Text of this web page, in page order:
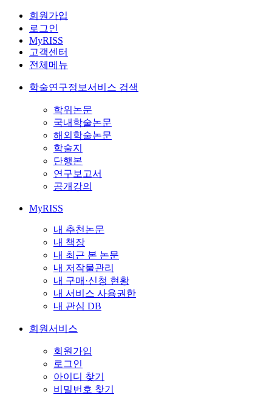
회원가입
로그인
MyRISS
고객센터
전체메뉴
학술연구정보서비스 검색
학위논문
국내학술논문
해외학술논문
학술지
단행본
연구보고서
공개강의
MyRISS
내 추천논문
내 책장
내 최근 본 논문
내 저작물관리
내 구매·신청 현황
내 서비스 사용권한
내 관심 DB
회원서비스
회원가입
로그인
아이디 찾기
비밀번호 찾기